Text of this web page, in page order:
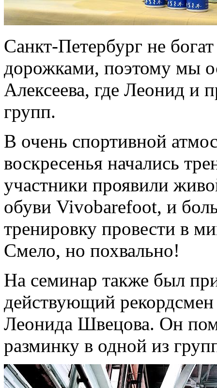
Санкт-Петербург не
дорожками, поэтому мы
Алексеева, где Леонид и
групп.
В очень спортивной
воскресенья начались
участники проявили
обуви Vivobarefoot, и
тренировку провести в
Смело, но похвально!
На семинар также был
действующий
Леонида Швецова. Он
разминку в одной из